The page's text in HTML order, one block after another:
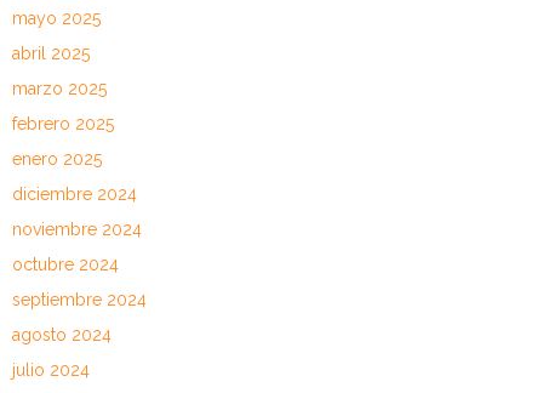
mayo 2025
abril 2025
marzo 2025
febrero 2025
enero 2025
diciembre 2024
noviembre 2024
octubre 2024
septiembre 2024
agosto 2024
julio 2024